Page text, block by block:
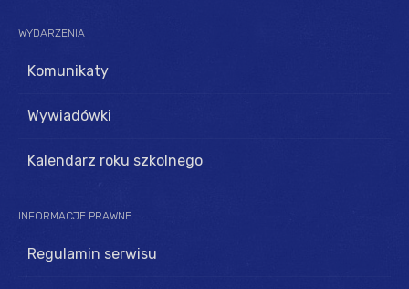
WYDARZENIA
Komunikaty
Wywiadówki
Kalendarz roku szkolnego
INFORMACJE PRAWNE
Regulamin serwisu